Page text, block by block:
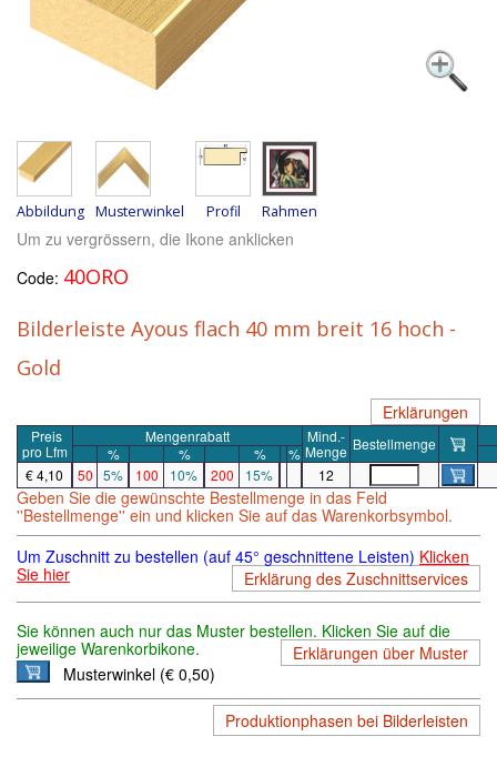
Abbildung Musterwinkel Profil Rahmen
Um zu vergrössern, die Ikone anklicken
Code: 40ORO
Bilderleiste Ayous flach 40 mm breit 16 hoch -
Gold
Erklärungen
Preis
pro Lfm
Mengenrabatt
Mind.-
Menge Bestellmenge
% % %
%
€ 4,10
50 5% 100 10% 200 15% 12
Geben Sie die gewünschte Bestellmenge in das Feld
''Bestellmenge'' ein und klicken Sie auf das Warenkorbsymbol.
Um Zuschnitt zu bestellen (auf 45° geschnittene Leisten) Klicken
Sie hier
Erklärung des Zuschnittservices
Sie können auch nur das Muster bestellen. Klicken Sie auf die
jeweilige Warenkorbikone.
Erklärungen über Muster
Musterwinkel (€ 0,50)
Produktionphasen bei Bilderleisten